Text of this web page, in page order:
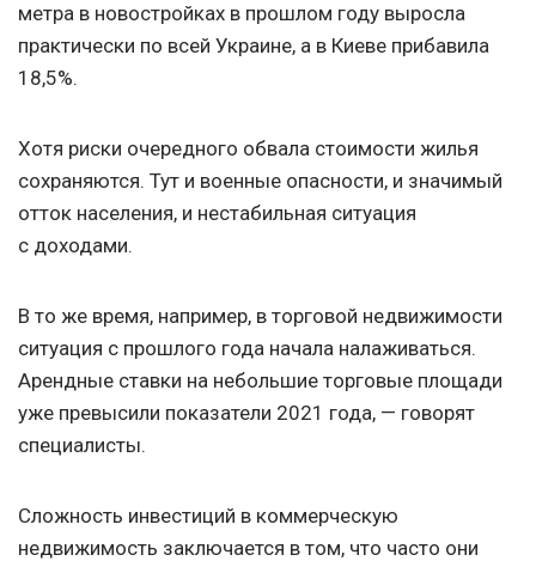
метра в новостройках в прошлом году выросла
практически по всей Украине, а в Киеве прибавила
18,5%.
Хотя риски очередного обвала стоимости жилья
сохраняются. Тут и военные опасности, и значимый
отток населения, и нестабильная ситуация
с доходами.
В то же время, например, в торговой недвижимости
ситуация с прошлого года начала налаживаться.
Арендные ставки на небольшие торговые площади
уже превысили показатели 2021 года, — говорят
специалисты.
Сложность инвестиций в коммерческую
недвижимость заключается в том, что часто они